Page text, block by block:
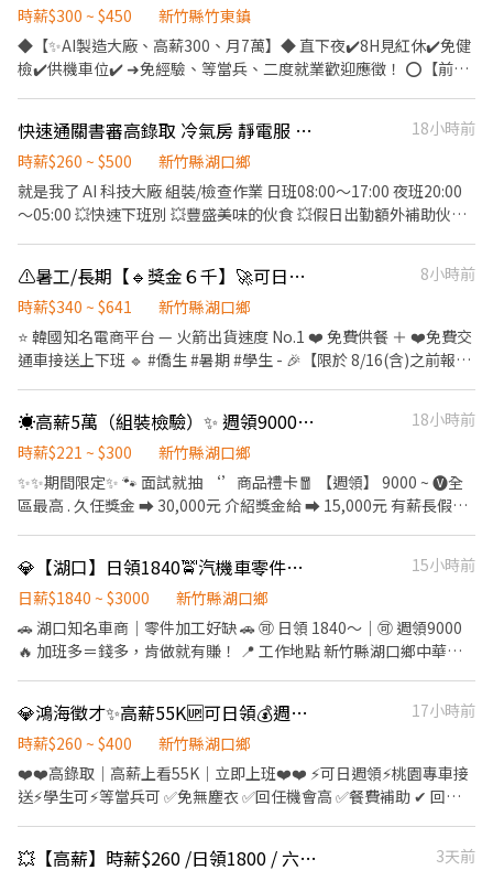
加班交通津貼300元 ⭕️【預支】周周領薪5000➜急用錢不擔心 ✅免
健檢、書審立即上班、無經驗可✅ ✅專人1對1安排➜
https://lin.ee/XDcXDiA ⭐️● ●●免費日班廠車● ●●⭐️ ❤️竹南/頭
光復北路（湖口工業區） 2️⃣ 新竹縣竹北市智慧路 (近勝利國中) 【工
作內容】通訊器材組裝、包裝、測試 【休假制度】8H周休六日 (見
紅休) 【休息時間】40分、間休15分 【時間薪資】 ☑️日班：
08:00~17:00⭐️時薪【260/H】 ➠薪約$45,760起➢$60,000(配合加
班) ☑️夜班： 20:00~05:00⭐️時薪【300/H】 ➠薪約$52,800起
➢$65,000(配合加班) ◍每月5號發薪、周周領薪 ◍就職即享勞健
保、勞退、三節禮品金 ⭐️● ●●職正福利● ●●⭐️ ☑️周六不補班、
有薪活力假平均3-5天 ☑️年終獎金、績效獎金、員工持股信託 ☑️三節
禮品金、員工旅遊補助、生育獎勵金 ☑️社團活動、文藝活動、定期
健康檢查 ══✦心動不如薪動//薪動不如行動✦ ══ ☎️電洽最快：
0978-515-880 黃小姐 ✚ ʟɪɴᴇ ID：【@484taxjq 】截圖詢問職缺 ⭐️
一按即加▶https://lin.ee/XDcXDiA ▶️新北、桃竹苗、台中地區高薪
工作歡迎洽詢
時薪$300 ~ $450
新竹縣竹東鎮
◆【✨AI製造大廠、高薪300、月7萬】◆ 直下夜✔️8H見紅休✔️免健
檢✔️供機車位✔️ ➜免經驗、等當兵、二度就業歡迎應徵！ ⭕️【前
⭕️【環境】加班餐費補助$60、免費機車位 ⭕️【福利】加班費高、
加班交通津貼300元 ⭕️【預支】周周領薪5000➜急用錢不擔心 ✅免
健檢、書審立即上班、無經驗可✅ ✅專人1對1安排➜
https://lin.ee/XDcXDiA ⭐️● ●●免費日班廠車● ●●⭐️ ❤️竹南/頭
光復北路（湖口工業區） 2️⃣ 新竹縣竹北市智慧路 (近勝利國中) 【工
作內容】通訊器材組裝、包裝、測試 【休假制度】8H周休六日 (見
08:00~17:00⭐️時薪【260/H】 ➠薪約$45,760起➢$60,000(配合加
班) ☑️夜班： 20:00~05:00⭐️時薪【300/H】 ➠薪約$52,800起
➢$65,000(配合加班) ◍每月5號發薪、周周領薪 ◍就職即享勞健
保、勞退、三節禮品金 ⭐️● ●●職正福利● ●●⭐️ ☑️周六不補班、
禮品金、員工旅遊補助、生育獎勵金 ☑️社團活動、文藝活動、定期
健康檢查 ══✦心動不如薪動//薪動不如行動✦ ══ ☎️電洽最快：
0978-515-880 黃小姐 ✚ ʟɪɴᴇ ID：【@484taxjq 】截圖詢問職缺 ⭐️
一按即加▶https://lin.ee/XDcXDiA ▶️新北、桃竹苗、台中地區高薪
工作歡迎洽詢
快速通關書審高錄取 冷氣房 靜電服 網通科技大廠
18小時前
時薪$260 ~ $500
新竹縣湖口鄉
就是我了 AI 科技大廠 組裝/檢查作業 日班08:00～17:00 夜班20:00
～05:00 💥快速下班別 💥豐盛美味的伙食 💥假日出勤額外補助伙食
⚠️暑工/長期【🔹獎金６千】🚀可日領１５００🎁時薪260🍗免費供餐🚗免費交通車
8小時前
時薪$340 ~ $641
新竹縣湖口鄉
⭐ 韓國知名電商平台 — 火箭出貨速度 No.1 ❤️‍ 免費供餐 ＋ ❤️‍免費交
通車接送上下班 🔹 #僑生 #暑期 #學生 - 🎉【限於 8/16(含)之前報
領薪超靈活 💵 日領 💵 週領 - 🕒 上班時間 / 薪資 【日班0800-
1700】(8H) ➡️$210/H 月收43,760~61,000 【晚班1800-0300】
(8H) ➡️$240/H 月收49,040~67,000 - 🎁 TAO5晚班時薪+20元⚠️時
薪260$ 🎁 TAO5晚班再領最高 $6,000 - 🚗免費交通車（大桃園 / 新
竹 / 大台北） 🔺桃園/中壢/內壢/平鎮/龍潭 🔺八德/楊梅/大溪/新屋/
選 TAO1：桃園大園區建國路(近機場) TAO3：桃園大園區中山南路
(近大園市區) TAO5：觀音區寶倉街（桃科） ✔️ 5倉晚班專案津貼最
- ✔️免費交通車路線圖 ✔️按下一步 https://reurl.cc/rErN4Z - 📦 工
作內容 ⭕ 韓國電商網拍包裝（上架 / 盤點 / 撿貨） ⭕ 休假：每月排
休 8 天 - 🎁 超多福利 ✅ 免經驗可，高錄取率 ✅ 可立即上工 ✅ 工作
簡單易上手 ✅ 可日領 / 週領 ✅ 員工餐廳 ✅ 免費機車停車位 ✅ 三節
/ 新竹 / 大台北） ✅ 8H 固定班、免加班 OK、有加班機會 - 📌 應徵
資訊 🧡 截圖此文並提供：姓名 / 電話 / 生日 / 最高學歷 🧡 快速應徵
👉 https://lin.ee/9v2okLQ
☀️高薪5萬（組裝檢驗）✨️ 週領9000/爆高錄取 - 湖口新豐 ✔️夜校打工OK
18小時前
時薪$221 ~ $300
新竹縣湖口鄉
✨️✨️期間限定✨️ 🐾 面試就抽 ‘’商品禮卡🧧 【週領】 9000 ~ 🅥全
區最高 . 久任獎金 ⮕ 30,000元 介紹獎金給 ⮕ 15,000元 有薪長假哪
——▪︎——▪︎—— 💎 工作優勢 ✔️ 快速報到、經驗不拘 ✔️ 見紅就休，
生活品質有保障 ✔️ 免手續費！週領7000 ✔️ 伙食補助，加班免費 ✔️
三節/特休/不定期抽獎 ——▪︎——▪︎—— 🗓 班別 ● 早（07:00-
15:55）$39,000元 ● 中（17:00-01:55）$43,500元 ** 加班另計｜
💎【湖口】日領1840🚖汽機車零件加工🚖肯做就有錢✅週休六日EL
15小時前
日薪$1840 ~ $3000
新竹縣湖口鄉
🚗 湖口知名車商｜零件加工好缺 🚗 🉑 日領 1840～｜🉑 週領9000
🔥 加班多＝錢多，肯做就有賺！ 📍 工作地點 新竹縣湖口鄉中華路
（熟悉後常加班） 🔥時薪２３０元 🔥短期高薪專案至 10/31(依訂單
延長) 👉 日領1840~3000 📆 休假制度 週休六日 🎁 福利加分 💗 每月
15 號發薪 💗 餐券 80 元／張 💗 久站｜無空調（有風扇）
+++++++++++++++++++++++ 問職缺直接找👇👇👇名額有限 聯絡人:
💎鴻海徵才✨高薪55K🆙可日領💰週休二日【伺服器大廠】供餐有餐補🍱加班多▸高錄取
17小時前
時薪$260 ~ $400
新竹縣湖口鄉
❤️❤️高錄取｜高薪上看55K｜立即上班❤️❤️ ⚡可日週領⚡桃園專車接
送⚡學生可⚡等當兵可 ✅免無塵衣 ✅回任機會高 ✅餐費補助 ✔ 回任
場都有專人會教 ✔ 免費交通車🚌 桃園/中壢/平鎮/內壢都可搭 ✔ 每
💥【高薪】時薪$260 /日領1800 / 六日休假
3天前